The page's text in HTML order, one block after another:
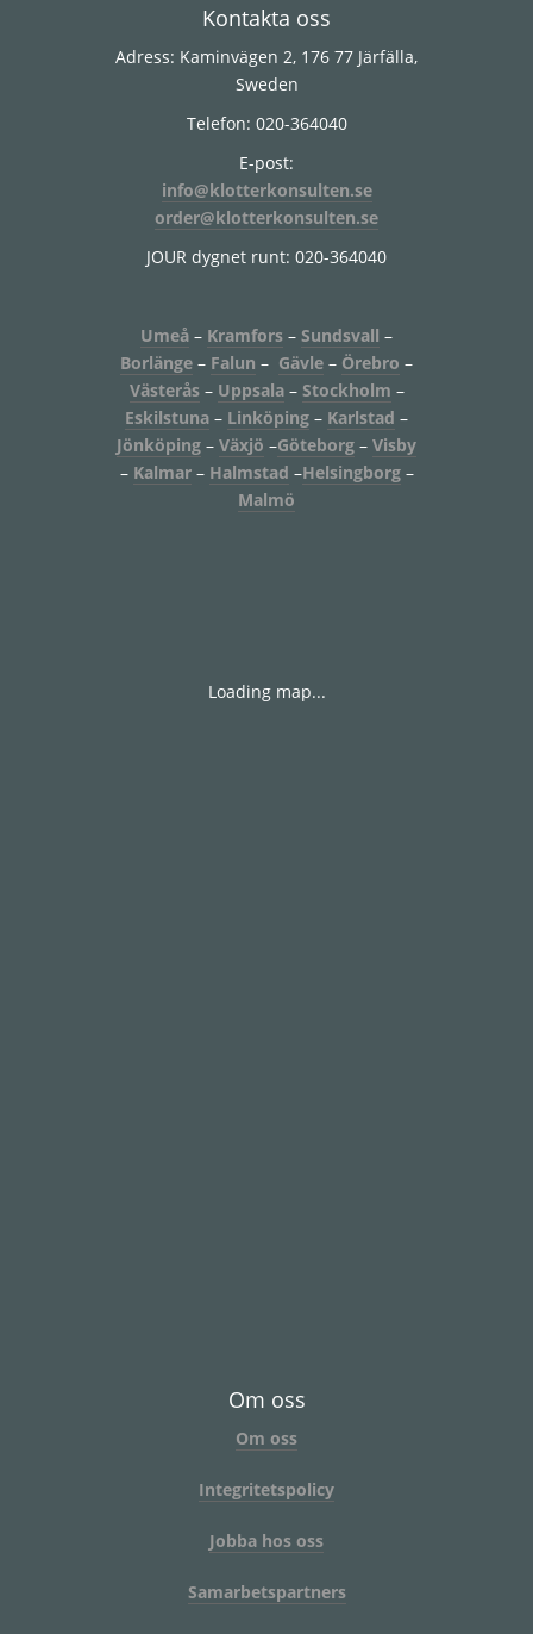
Kontakta oss
Adress: Kaminvägen 2, 176 77 Järfälla,
Sweden
Telefon: 020-364040
E-post:
info@klotterkonsulten.se
order@klotterkonsulten.se
JOUR dygnet runt: 020-364040
Umeå – Kramfors – Sundsvall –
Borlänge – Falun – Gävle – Örebro –
Västerås– Uppsala– Stockholm –
Eskilstuna – Linköping – Karlstad –
Jönköping – Växjö –Göteborg – Visby
– Kalmar– Halmstad –Helsingborg–
Malmö
Loading map...
Om oss
Om oss
Integritetspolicy
Jobba hos oss
Samarbetspartners